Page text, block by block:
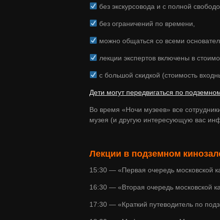
без экскурсовода и с полной
без ограничений по времени,
можно общаться со всеми
лекции экспертов включены в
с большой скидкой (стоимость
Дети могут передвигаться по
Во время «Ночи музеев» все
музея (и другую интересующую вас
Лекции в подземном
15:30 — «Первая очередь московской
16:30 — «Вторая очередь московской
17:30 — «Краткий путеводитель по